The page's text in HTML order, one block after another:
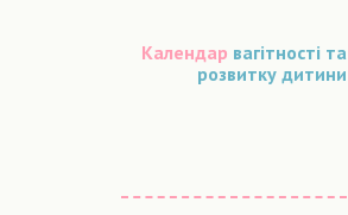
Календар вагітності та
розвитку дитини